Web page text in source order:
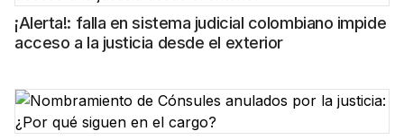
¡Alerta!: falla en sistema judicial colombiano impide
acceso a la justicia desde el exterior